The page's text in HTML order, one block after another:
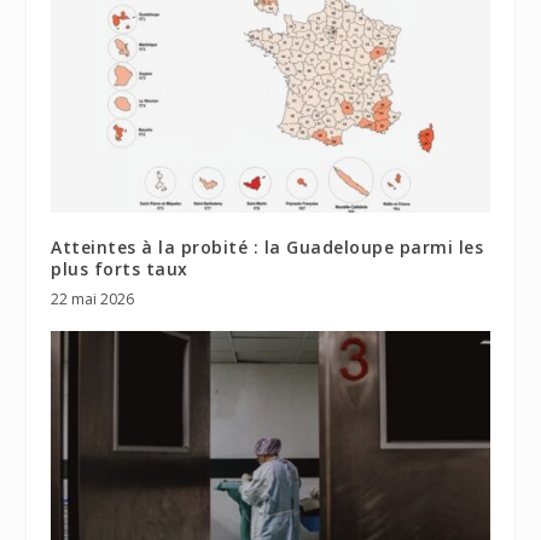
Atteintes à la probité : la Guadeloupe parmi les
plus forts taux
22 mai 2026